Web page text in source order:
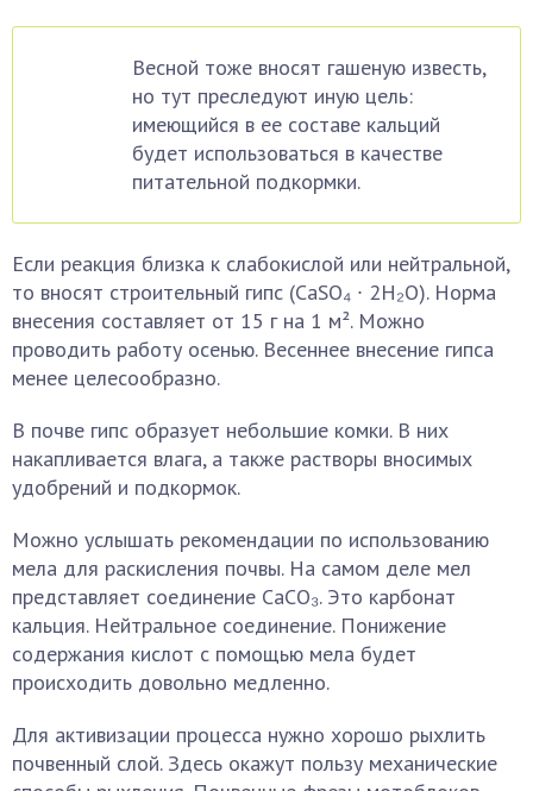
Весной тоже вносят гашеную известь,
но тут преследуют иную цель:
имеющийся в ее составе кальций
будет использоваться в качестве
питательной подкормки.
Если реакция близка к слабокислой или нейтральной,
то вносят строительный гипс (CaSO₄ ∙ 2H₂O). Норма
внесения составляет от 15 г на 1 м². Можно
проводить работу осенью. Весеннее внесение гипса
менее целесообразно.
В почве гипс образует небольшие комки. В них
накапливается влага, а также растворы вносимых
удобрений и подкормок.
Можно услышать рекомендации по использованию
мела для раскисления почвы. На самом деле мел
представляет соединение CaCO₃. Это карбонат
кальция. Нейтральное соединение. Понижение
содержания кислот с помощью мела будет
происходить довольно медленно.
Для активизации процесса нужно хорошо рыхлить
почвенный слой. Здесь окажут пользу механические